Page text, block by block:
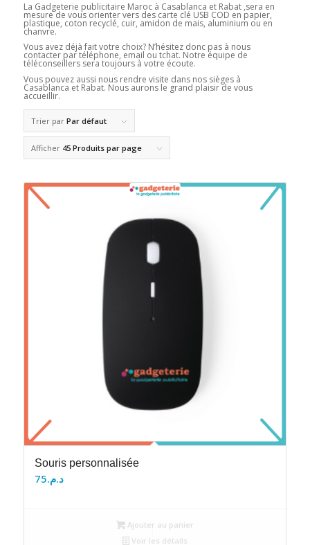
La Gadgeterie publicitaire Maroc à Casablanca et Rabat ,sera en
mesure de vous orienter vers des carte clé USB COD en papier,
plastique, coton recyclé, cuir, amidon de mais, aluminium ou en
chanvre.
Vous avez déjà fait votre choix? N’hésitez donc pas à nous
contacter par téléphone, email ou tchat. Notre équipe de
téléconseillers sera toujours à votre écoute.
Vous pouvez aussi nous rendre visite dans nos sièges à
Casablanca et Rabat. Nous aurons le grand plaisir de vous
accueillir.
Trier par Par défaut
Afficher 45 Produits par page
Souris personnalisée
د.م.75
Ajouter au panier
Voir les détails